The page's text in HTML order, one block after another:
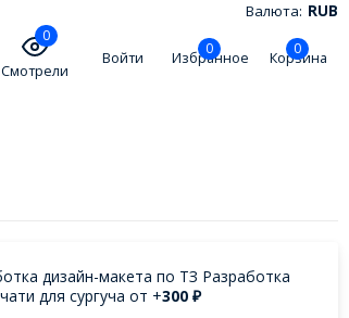
Валюта: RUB
0
Смотрели
Войти
0
Избранное
0
Корзина
дизайн-макета по ТЗ Разработка
для сургуча от +300 ₽